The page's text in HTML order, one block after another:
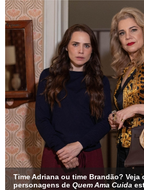
Time Adriana ou time Brandão? Veja
personagens de Quem Ama Cuida